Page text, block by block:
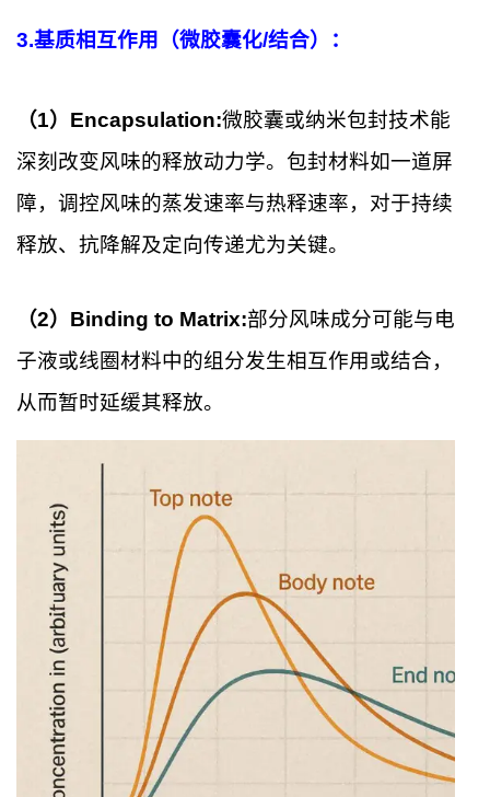
3.基质相互作用（微胶囊化/结合）：
（1）Encapsulation:微胶囊或纳米包封技术能
深刻改变风味的释放动力学。包封材料如一道屏
障，调控风味的蒸发速率与热释速率，对于持续
释放、抗降解及定向传递尤为关键。
（2）Binding to Matrix:部分风味成分可能与电
子液或线圈材料中的组分发生相互作用或结合，
从而暂时延缓其释放。